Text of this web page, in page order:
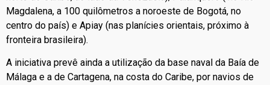
Magdalena, a 100 quilômetros a noroeste de Bogotá, no
centro do país) e Apiay (nas planícies orientais, próximo à
fronteira brasileira).
A iniciativa prevê ainda a utilização da base naval da Baía de
Málaga e a de Cartagena, na costa do Caribe, por navios de